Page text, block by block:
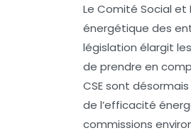
Le Comité Social et
énergétique des
législation élargit
de prendre en
CSE sont
de l’efficacité
commissions